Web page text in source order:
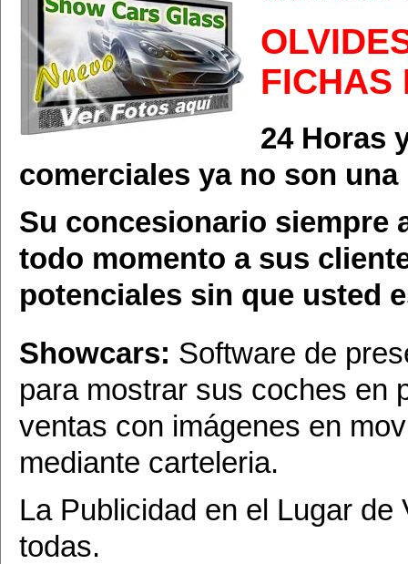
FICHAS
24 Horas
comerciales ya no son
Su concesionario siempre
todo momento a sus
potenciales sin que usted
Showcars: Software de
para mostrar sus coches en
ventas con imágenes en
mediante carteleria.
La Publicidad en el Lugar
todas.